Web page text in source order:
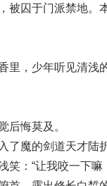
被囚于门派禁地。
里，少年听见清浅
后悔莫及。
了魔的剑道天才陆
笑：“让我咬一下